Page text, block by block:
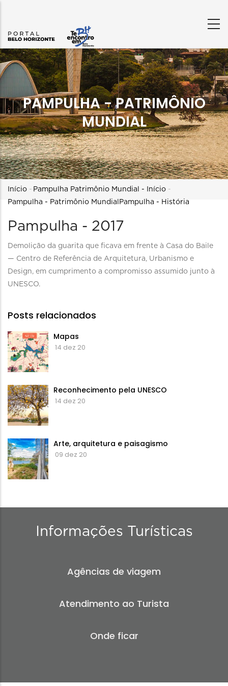
PAMPULHA - PATRIMÔNIO
MUNDIAL
Trilha
navegação
Início - Pampulha Patrimônio Mundial - Início -
Pampulha - Patrimônio Mundial Pampulha - História
Pampulha - 2017
Descritivo
Demolição da guarita que ficava em frente à Casa do Baile
— Centro de Referência de Arquitetura, Urbanismo e
Design, em cumprimento a compromisso assumido junto à
UNESCO.
Posts relacionados
Mapas
14 dez 20
Reconhecimento pela UNESCO
14 dez 20
Arte, arquitetura e paisagismo
09 dez 20
Informações Turísticas
Agências de viagem
Atendimento ao Turista
Onde ficar